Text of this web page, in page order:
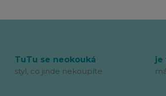
TuTu se neokouká
styl, co jinde nekoupíte
je